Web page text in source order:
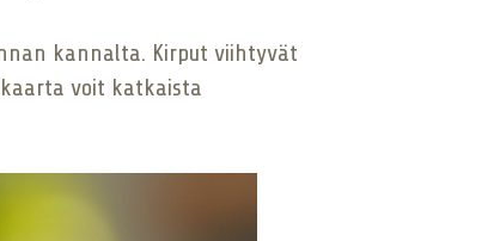
kannalta. Kirput viihtyvät
voit katkaista